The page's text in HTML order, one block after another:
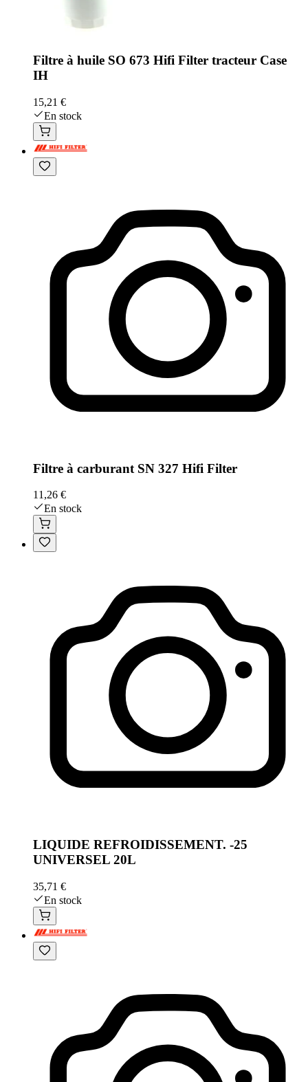
Filtre à huile SO 673 Hifi Filter tracteur Case
IH
15,21 €
En stock
Filtre à carburant SN 327 Hifi Filter
11,26 €
En stock
LIQUIDE REFROIDISSEMENT. -25
UNIVERSEL 20L
35,71 €
En stock